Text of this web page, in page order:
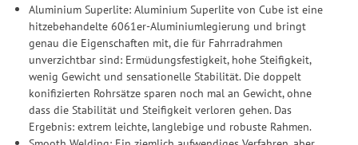
Aluminium Superlite: Aluminium Superlite von Cube ist eine
hitzebehandelte 6061er-Aluminiumlegierung und bringt
genau die Eigenschaften mit, die für Fahrradrahmen
unverzichtbar sind: Ermüdungsfestigkeit, hohe Steifigkeit,
wenig Gewicht und sensationelle Stabilität. Die doppelt
konifizierten Rohrsätze sparen noch mal an Gewicht, ohne
dass die Stabilität und Steifigkeit verloren gehen. Das
Ergebnis: extrem leichte, langlebige und robuste Rahmen.